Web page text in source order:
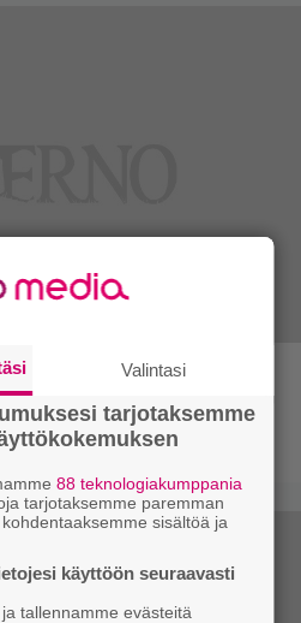
Ray -mies Kai
maistiaisen
Valintasi
tarjotaksemme
88 teknologiakumppania
tarjotaksemme paremman
sisältöä ja
käyttöön seuraavasti
tallennamme evästeitä